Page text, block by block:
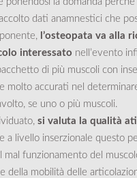
dati anamnestici che
l’osteopata va alla
interessato nell’evento
di più muscoli con
molto accurati nel
se uno o più muscoli.
si valuta la qualità
a livello inserzionale questo
mal funzionamento del
della mobilità delle